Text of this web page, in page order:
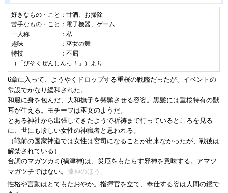
好きなもの・こと：甘酒、お掃除
苦手なもの・こと：電子機器、ゲーム
一人称　　　　　：私
趣味　　　　　　：巫女の舞
特技　　　　　　：不屈
（「びそくぜんしんっ！」）より
6章に入って、ようやくドロップする重桜の戦艦だったが、イベントの
常設でかなり緩和された。
和服に身を包んだ、大和撫子を髣髴させる容姿。黒髪には重桜特有の獣
耳が生える。モチーフは巫女のようだ。
とある神社から出張してきたようで祈祷まで行っているところを見る
に、世にも珍しい女性の神職者と思われる。
（戦前の国家神道では女性は宮司になることが出来なかったが、戦後は
解禁されている）
台詞のマガツカミ(禍津神)は、災厄をもたらす邪神を意味する。アマツ
マガツチではない。 膝神のほう。
性格や言動はとてもたおやか。指揮官を立て、奉仕する姿は人間の鑑で